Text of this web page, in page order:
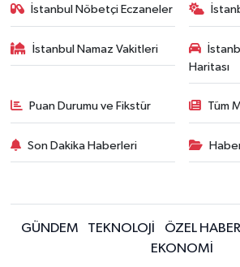
İstanbul Nöbetçi Eczaneler
İstanbul Namaz Vakitleri
Haritası
Puan Durumu ve Fikstür Tüm
Son Dakika Haberleri
GÜNDEM TEKNOLOJİ ÖZEL HABER
EKONOMİ